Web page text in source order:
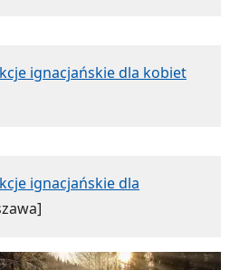
ignacjańskie dla kobiet
ignacjańskie dla